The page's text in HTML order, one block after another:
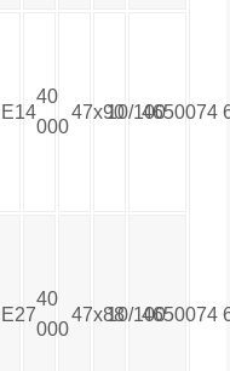
E14
40
000
47х9010/1004650074
E27
40
000
47х8810/1004650074